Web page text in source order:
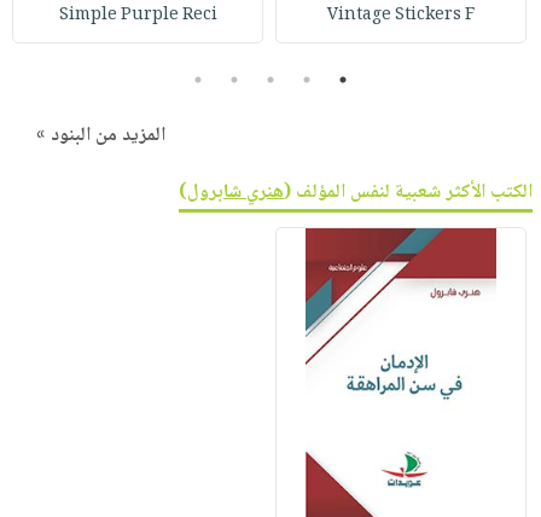
Vintage Stickers F
Simple Purple Reci
1
2
3
4
5
المزيد من البنود »
الكتب الأكثر شعبية لنفس المؤلف (هنري شابرول)